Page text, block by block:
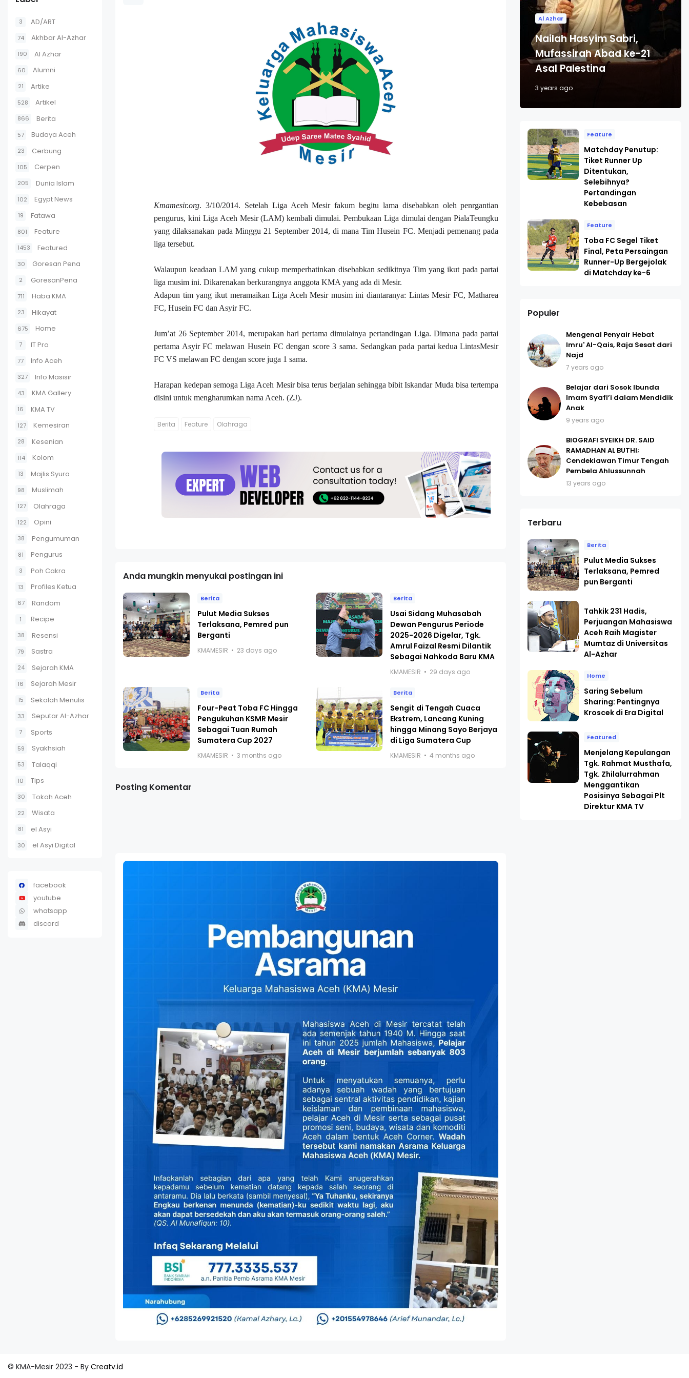
3 AD/ART
74 Akhbar Al-Azhar
190 Al Azhar
60 Alumni
21 Artike
528 Artikel
866 Berita
57 Budaya Aceh
23 Cerbung
105 Cerpen
205 Dunia Islam
102 Egypt News
19 Fatawa
801 Feature
1453 Featured
30 Goresan Pena
2 GoresanPena
711 Haba KMA
23 Hikayat
675 Home
7 IT Pro
77 Info Aceh
327 Info Masisir
43 KMA Gallery
16 KMA TV
127 Kemesiran
28 Kesenian
114 Kolom
13 Majlis Syura
98 Muslimah
127 Olahraga
122 Opini
38 Pengumuman
81 Pengurus
3 Poh Cakra
13 Profiles Ketua
67 Random
1 Recipe
38 Resensi
79 Sastra
24 Sejarah KMA
16 Sejarah Mesir
15 Sekolah Menulis
33 Seputar Al-Azhar
7 Sports
59 Syakhsiah
53 Talaqqi
10 Tips
30 Tokoh Aceh
22 Wisata
81 el Asyi
30 el Asyi Digital
facebook
youtube
whatsapp
discord
Kmamesir.org. 3/10/2014. Setelah Liga Aceh Mesir fakum begitu lama disebabkan oleh penrgantian
pengurus, kini Liga Aceh Mesir (LAM) kembali dimulai. Pembukaan Liga dimulai dengan PialaTeungku
yang dilaksanakan pada Minggu 21 September 2014, di mana Tim Husein FC. Menjadi pemenang pada
liga tersebut.
Walaupun keadaan LAM yang cukup memperhatinkan disebabkan sedikitnya Tim yang ikut pada partai
liga musim ini. Dikarenakan berkurangnya anggota KMA yang ada di Mesir.
Adapun tim yang ikut meramaikan Liga Aceh Mesir musim ini diantaranya: Lintas Mesir FC, Matharea
FC, Husein FC dan Asyir FC.
Jum’at 26 September 2014, merupakan hari pertama dimulainya pertandingan Liga. Dimana pada partai
pertama Asyir FC melawan Husein FC dengan score 3 sama. Sedangkan pada partai kedua LintasMesir
FC VS melawan FC dengan score juga 1 sama.
Harapan kedepan semoga Liga Aceh Mesir bisa terus berjalan sehingga bibit Iskandar Muda bisa tertempa
disini untuk mengharumkan nama Aceh. (ZJ).
Berita Feature Olahraga
Anda mungkin menyukai postingan ini
Berita
Pulut Media Sukses
Terlaksana, Pemred pun
Berganti
KMAMESIR 23 days ago
Berita
Usai Sidang Muhasabah
Dewan Pengurus Periode
2025-2026 Digelar, Tgk.
Amrul Faizal Resmi Dilantik
Sebagai Nahkoda Baru KMA
KMAMESIR 29 days ago
Berita
Four-Peat Toba FC Hingga
Pengukuhan KSMR Mesir
Sebagai Tuan Rumah
Sumatera Cup 2027
KMAMESIR 3 months ago
Berita
Sengit di Tengah Cuaca
Ekstrem, Lancang Kuning
hingga Minang Sayo Berjaya
di Liga Sumatera Cup
KMAMESIR 4 months ago
Posting Komentar
Al Azhar
Nailah Hasyim Sabri,
Mufassirah Abad ke-21
Asal Palestina
3 years ago
Feature
Matchday Penutup:
Tiket Runner Up
Ditentukan,
Selebihnya?
Pertandingan
Kebebasan
Feature
Toba FC Segel Tiket
Final, Peta Persaingan
Runner-Up Bergejolak
di Matchday ke-6
Populer
Mengenal Penyair Hebat
Imru' Al-Qais, Raja Sesat dari
Najd
7 years ago
Belajar dari Sosok Ibunda
Imam Syafi’i dalam Mendidik
Anak
9 years ago
BIOGRAFI SYEIKH DR. SAID
RAMADHAN AL BUTHI;
Cendekiawan Timur Tengah
Pembela Ahlussunnah
13 years ago
Terbaru
Berita
Pulut Media Sukses
Terlaksana, Pemred
pun Berganti
Tahkik 231 Hadis,
Perjuangan Mahasiswa
Aceh Raih Magister
Mumtaz di Universitas
Al-Azhar
Home
Saring Sebelum
Sharing: Pentingnya
Kroscek di Era Digital
Featured
Menjelang Kepulangan
Tgk. Rahmat Musthafa,
Tgk. Zhilalurrahman
Menggantikan
Posisinya Sebagai Plt
Direktur KMA TV
© KMA-Mesir 2023 - By Creatv.id